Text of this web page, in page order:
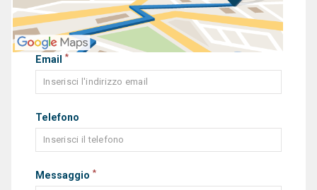
Email*
Telefono
Messaggio*